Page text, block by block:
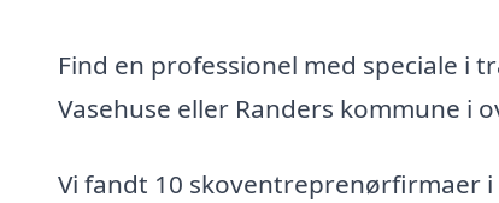
Find en professionel med speciale
Vasehuse eller Randers kommune i
Vi fandt 10 skoventreprenørfirmaer i